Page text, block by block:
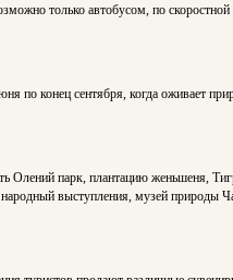
только автобусом, по
по конец сентября, когда оживает
Олений парк, плантацию женьшеня,
выступления, музей природы